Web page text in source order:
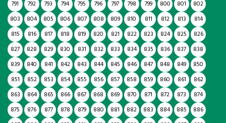
791
792 793 794 795 796 797 798 799 800 801
802
803
804 805 806 807 808 809 810 811 812 813
814
815
816 817 818 819 820 821 822 823 824 825
826
827
828 829 830 831 832 833 834 835 836 837
838
839
840 841 842 843 844 845 846 847 848 849
850
851
852 853 854 855 856 857 858 859 860 861
862
863
864 865 866 867 868 869 870 871 872 873
874
875
876 877 878 879 880 881 882 883 884 885
886